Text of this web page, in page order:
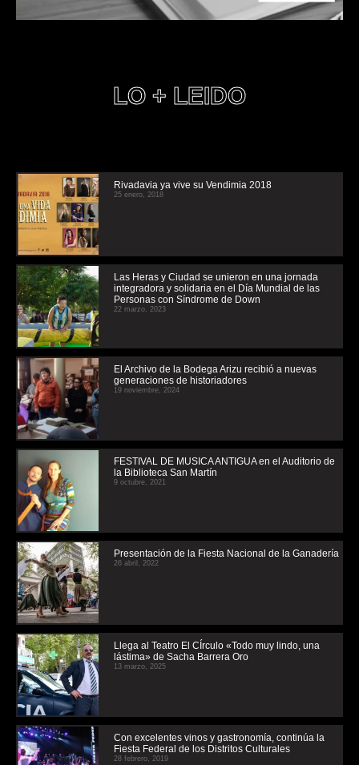
LO + LEIDO
Rivadavia ya vive su Vendimia 2018
25 enero, 2018
Las Heras y Ciudad se unieron en una jornada
integradora y solidaria en el Día Mundial de las
Personas con Síndrome de Down
22 marzo, 2023
El Archivo de la Bodega Arizu recibió a nuevas
generaciones de historiadores
19 noviembre, 2024
FESTIVAL DE MUSICA ANTIGUA en el Auditorio de
la Biblioteca San Martín
9 octubre, 2021
Presentación de la Fiesta Nacional de la Ganadería
26 abril, 2022
Llega al Teatro El CÍrculo «Todo muy lindo, una
lástima» de Sacha Barrera Oro
13 marzo, 2025
Con excelentes vinos y gastronomía, continúa la
Fiesta Federal de los Distritos Culturales
28 febrero, 2019